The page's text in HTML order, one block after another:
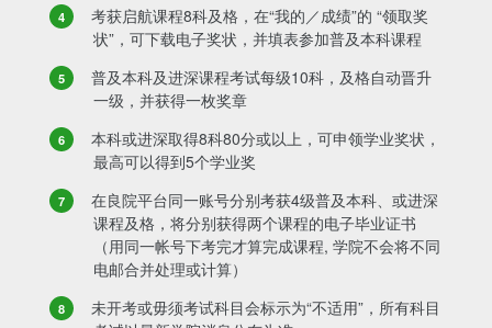
考获启航课程8科及格，在“我的／成绩”的 “领取奖
状”，可下载电子奖状，并填表参加普及本科课程
普及本科及进深课程考试每级10科，及格自动晋升
一级，并获得一枚奖章
本科或进深取得8科80分或以上，可申领学业奖状，
最高可以得到5个学业奖
在良院平台同一账号分别考获4级普及本科、或进深
课程及格，将分别获得两个课程的电子毕业证书
（用同一帐号下考完才算完成课程, 学院不会将不同
电邮合并处理或计算）
未开考或毋须考试科目会标示为“不适用”，所有科目